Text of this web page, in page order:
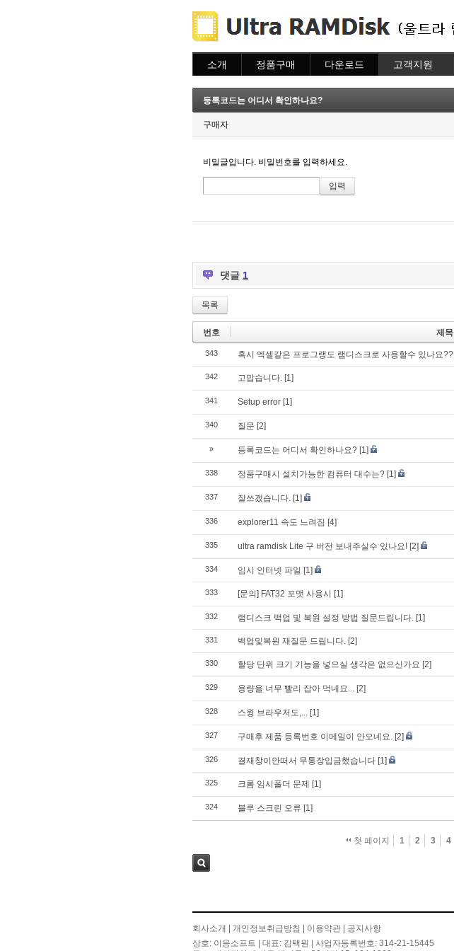
소개 정품구매
주문조회
이용안내
다운로드 고객지원
질문하기
등록코드는 어디서 확인하나요?
구매자
비밀글입니다. 비밀번호를 입력하세요.
댓글 1
목록
번호 제목
343 혹시 엑셀같은 프로그랭도 램디스크로 사용할수 있나요??
342 고맙습니다. [1]
341 Setup error [1]
340 질문 [2]
» 등록코드는 어디서 확인하나요? [1]
338 정품구매시 설치가능한 컴퓨터 대수는? [1]
337 잘쓰겠습니다. [1]
336 explorer11 속도 느려짐 [4]
335 ultra ramdisk Lite 구 버전 보내주실수 있나요! [2]
334 임시 인터넷 파일 [1]
333 [문의] FAT32 포맷 사용시 [1]
332 램디스크 백업 및 복원 설정 방법 질문드립니다. [1]
331 백업및복원 재질문 드립니다. [2]
330 할당 단위 크기 기능을 넣으실 생각은 없으신가요 [2]
329 용량을 너무 빨리 잡아 먹네요... [2]
328 스윙 브라우저도,... [1]
327 구매후 제품 등록번호 이메일이 안오네요. [2]
326 결재창이안떠서 무통장입금했습니다 [1]
325 크롬 임시폴더 문제 [1]
324 블루 스크린 오류 [1]
첫 페이지 1 2 3 4
회사소개 개인정보취급방침 이용약관
공지사항
상호: 이응소프트 | 대표: 김택원 | 사업자등록번호: 314-21-15445